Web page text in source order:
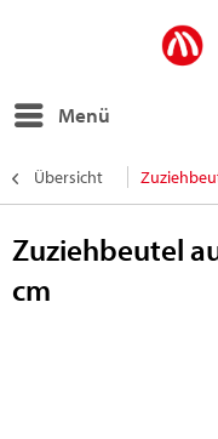
Menü
Übersicht
Zuziehbeutel
cm